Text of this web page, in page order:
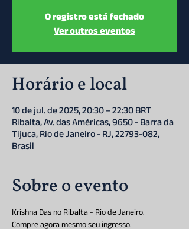
O registro está fechado
Ver outros eventos
Horário e local
10 de jul. de 2025, 20:30 – 22:30 BRT
Ribalta, Av. das Américas, 9650 - Barra da
Tijuca, Rio de Janeiro - RJ, 22793-082,
Brasil
Sobre o evento
Krishna Das no Ribalta - Rio de Janeiro.
Compre agora mesmo seu ingresso.